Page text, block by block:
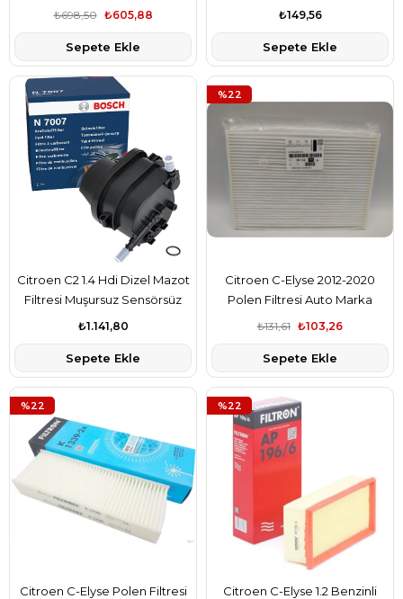
Marka C3585
₺605,88
₺698,50
Sepete Ekle
1109AY
₺149,56
Sepete Ekle
Citroen C2 1.4 Hdi Dizel Mazot
Filtresi Muşursuz Sensörsüz
Bosch Marka 1901.99
₺1.141,80
Sepete Ekle
Citroen C-Elyse 2012-2020
Polen Filtresi Auto Marka
9678792080
₺103,26
₺131,61
Sepete Ekle
%22
Citroen C-Elyse Polen Filtresi
%22
Citroen C-Elyse 1.2 Benzinli
%22